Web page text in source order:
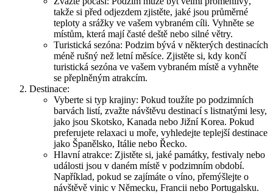
takže si ‌před​ odjezdem zjistěte, jaké jsou​ průměrné
teploty a srážky ve vašem vybraném cíli.⁤ Vyhněte ⁢se
místům, která⁤ mají časté deště nebo silné větry.
Turistická sezóna:‍ Podzim bývá v některých destinacích
méně​ rušný než letní měsíce. Zjistěte si,‍ kdy⁣ končí
turistická sezóna ⁤ve vašem ⁣vybraném místě a vyhněte
se přeplněným ⁢atrakcím.
Destinace:
Vyberte si typ krajiny: Pokud ⁤toužíte⁣ po podzimních
barvách listí, zvažte návštěvu ‌destinací⁣ s‌ listnatými ⁢lesy,
jako ⁣jsou Skotsko, Kanada ‌nebo Jižní‍ Korea. Pokud
‌preferujete ‍relaxaci u moře, vyhledejte​ teplejší destinace⁣
jako Španělsko,‌ Itálie nebo Řecko.
Hlavní atrakce:⁢ Zjistěte ​si, jaké památky, festivaly nebo
události jsou v ​daném místě v podzimním období.
Například, pokud se zajímáte o víno, přemýšlejte o
návštěvě vinic v Německu, Francii nebo Portugalsku.